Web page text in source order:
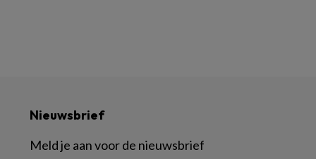
Nieuwsbrief
Meld je aan voor de nieuwsbrief